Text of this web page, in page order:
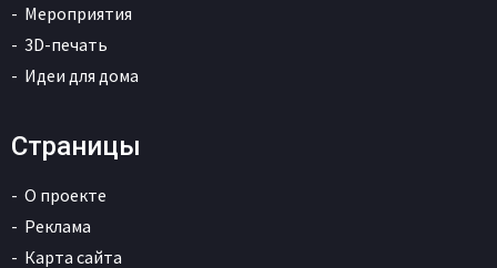
Мероприятия
3D-печать
Идеи для дома
Страницы
О проекте
Реклама
Карта сайта